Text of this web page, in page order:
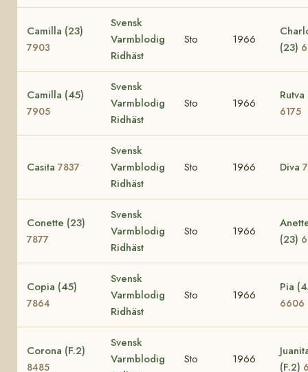
Camilla (23)
7903
Svensk
Varmblodig
Ridhäst
Sto 1966
(23)
Camilla (45)
7905
Svensk
Varmblodig
Ridhäst
Sto 1966
6175
Casita 7837
Svensk
Varmblodig
Ridhäst
Sto 1966 Diva
Conette (23)
7877
Svensk
Varmblodig
Ridhäst
Sto 1966
(23)
Copia (45)
7864
Svensk
Varmblodig
Ridhäst
Sto 1966
Pia
6606
Corona (F.2)
8485
Svensk
Varmblodig
Sto 1966
(F.2)